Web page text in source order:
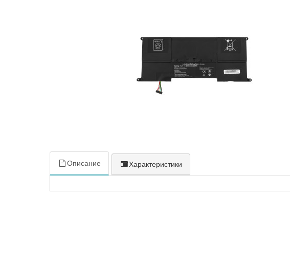
Описание Характеристики